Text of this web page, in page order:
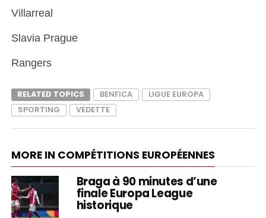
Villarreal
Slavia Prague
Rangers
RELATED TOPICS BENFICA
LIGUE EUROPA
SPORTING
VEDETTE
MORE IN COMPÉTITIONS EUROPÉENNES
Braga à 90 minutes d’une
finale Europa League
historique